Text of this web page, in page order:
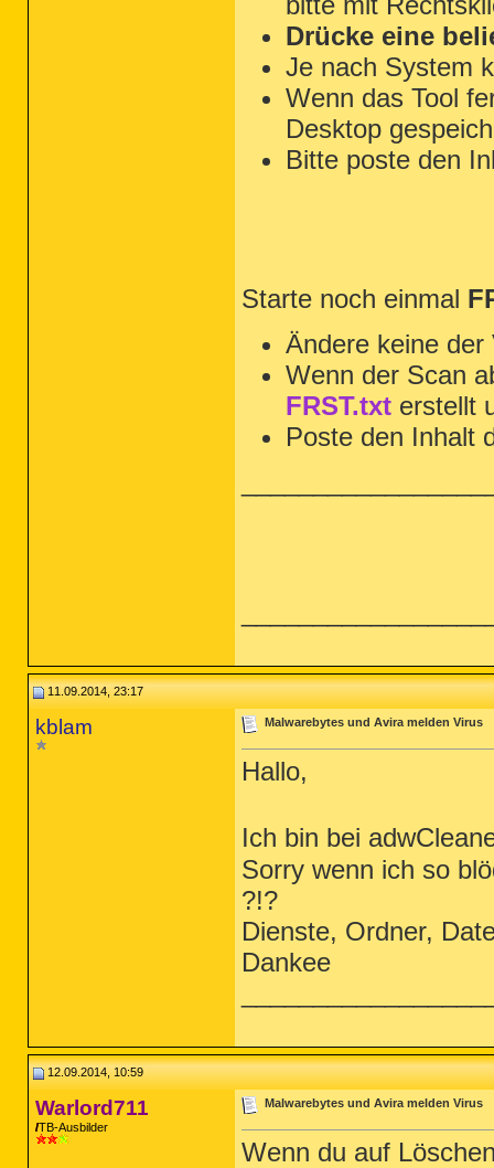
Drücke eine
Je nach System
Wenn das Tool
Desktop
Bitte poste den
Starte noch einmal
Ändere keine
Wenn der Scan
FRST.txt erstellt
Poste den Inhalt
11.09.2014, 23:17
kblam Malwarebytes und Avira melden Virus
Hallo,
Ich bin bei
Sorry wenn ich so
?!?
Dienste, Ordner,
Dankee
12.09.2014, 10:59
Warlord711
TB-Ausbilder
Malwarebytes und Avira melden Virus
Wenn du auf